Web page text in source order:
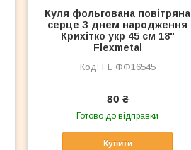
Куля фольгована повітряна
серце З днем народження
Крихітко укр 45 см 18"
Flexmetal
FL ФФ16545
80 ₴
Готово до відправки
Купити